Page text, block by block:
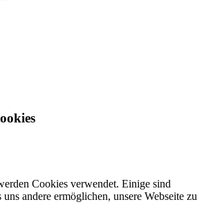
Cookies verwendet. Einige sind
andere ermöglichen, unsere Webseite zu